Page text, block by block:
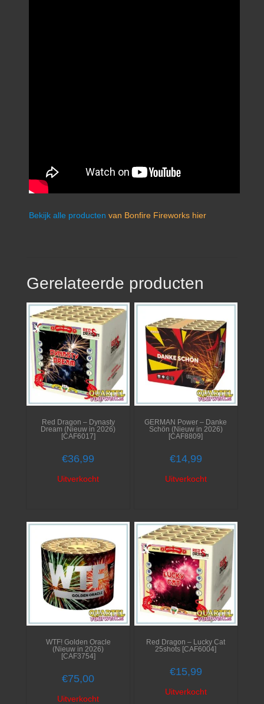
Bekijk alle producten van Bonfire Fireworks hier
Gerelateerde producten
Red Dragon – Dynasty
Dream (Nieuw in 2026)
[CAF6017]
€36,99
Uitverkocht
GERMAN Power – Danke
Schön (Nieuw in 2026)
[CAF8809]
€14,99
Uitverkocht
WTF! Golden Oracle
(Nieuw in 2026)
[CAF3754]
€75,00
Uitverkocht
Red Dragon – Lucky Cat
25shots [CAF6004]
€15,99
Uitverkocht